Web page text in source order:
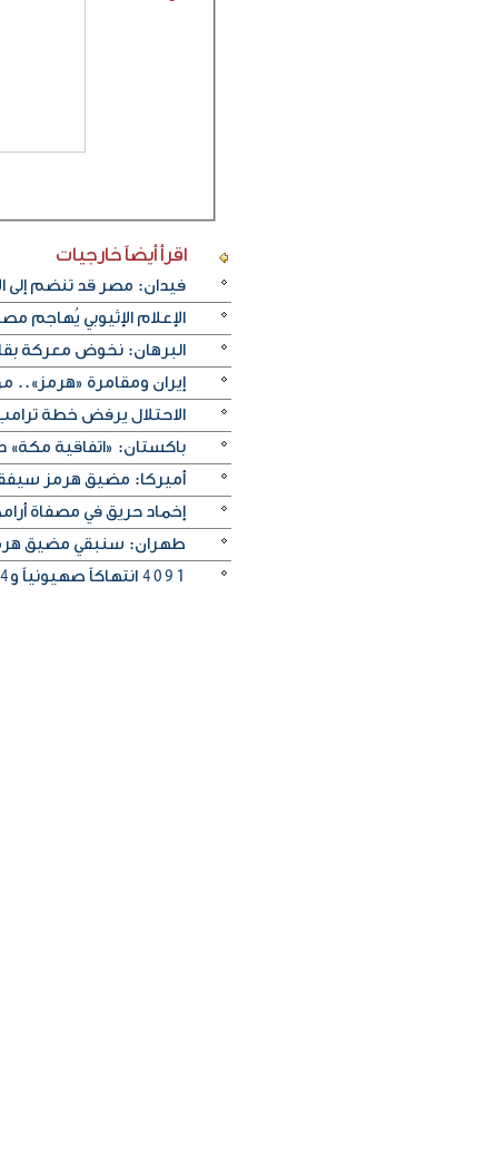
اقرأ أيضاًخارجيات
فيدان: مصر قد تنضم إلى
الإعلام الإثيوبي يُهاجم
البرهان: نخوض معركة
إيران ومقامرة «هرمز»..
الاحتلال يرفض خطة
باكستان: «اتفاقية
أميركا: مضيق هرمز
إخماد حريق في مصفاة
طهران: سنبقي مضيق
4091 انتهاكاً صهيونياً و1254 قتيلاً خلال 300 يوم في غزة